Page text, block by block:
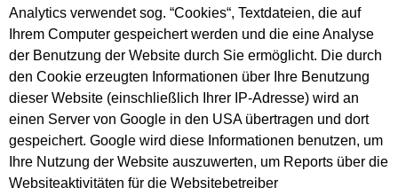
Analytics verwendet sog. “Cookies“, Textdateien, die auf
Ihrem Computer gespeichert werden und die eine Analyse
der Benutzung der Website durch Sie ermöglicht. Die durch
den Cookie erzeugten Informationen über Ihre Benutzung
dieser Website (einschließlich Ihrer IP-Adresse) wird an
einen Server von Google in den USA übertragen und dort
gespeichert. Google wird diese Informationen benutzen, um
Ihre Nutzung der Website auszuwerten, um Reports über die
Websiteaktivitäten für die Websitebetreiber